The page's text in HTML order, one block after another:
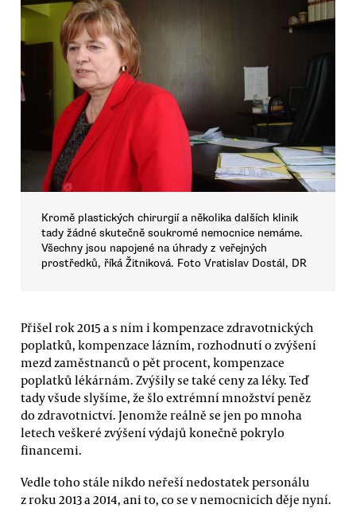
Kromě plastických chirurgií a několika dalších klinik
tady žádné skutečně soukromé nemocnice nemáme.
Všechny jsou napojené na úhrady z veřejných
prostředků, říká Žitniková. Foto Vratislav Dostál, DR
Přišel rok 2015 a s ním i kompenzace zdravotnických
poplatků, kompenzace lázním, rozhodnutí o zvýšení
mezd zaměstnanců o pět procent, kompenzace
poplatků lékárnám. Zvýšily se také ceny za léky. Teď
tady všude slyšíme, že šlo extrémní množství peněz
do zdravotnictví. Jenomže reálně se jen po mnoha
letech veškeré zvýšení výdajů konečně pokrylo
financemi.
Vedle toho stále nikdo neřeší nedostatek personálu
z roku 2013 a 2014, ani to, co se v nemocnicích děje nyní.